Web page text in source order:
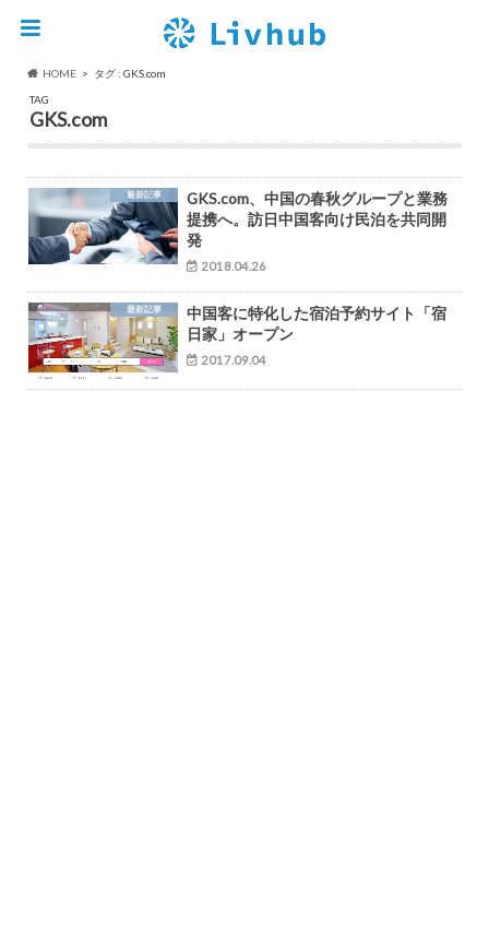
HOME
タグ : GKS.com
TAG
GKS.com
最新記事
GKS.com、中国の春秋グループと業務
提携へ。訪日中国客向け民泊を共同開
発
2018.04.26
最新記事
中国客に特化した宿泊予約サイト「宿
日家」オープン
2017.09.04